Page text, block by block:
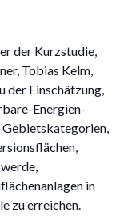
der Kurzstudie,
Tobias Kelm,
der Einschätzung,
Energien-
Gebietskategorien,
in
zu erreichen.